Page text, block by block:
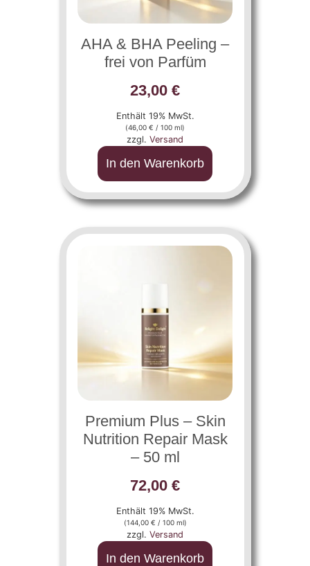
AHA & BHA Peeling –
frei von Parfüm
23,00 €
Enthält 19% MwSt.
(46,00 € / 100 ml)
zzgl. Versand
In den Warenkorb
Premium Plus – Skin
Nutrition Repair Mask
– 50 ml
72,00 €
Enthält 19% MwSt.
(144,00 € / 100 ml)
zzgl. Versand
In den Warenkorb